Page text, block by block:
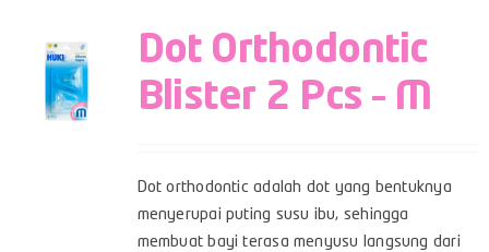
Dot Orthodontic
Blister 2 Pcs – M
Dot orthodontic adalah dot yang bentuknya
menyerupai puting susu ibu, sehingga
membuat bayi terasa menyusu langsung dari